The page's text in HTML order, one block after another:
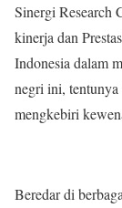
Sinergi Research
kinerja dan
Indonesia dalam
negri ini,
mengkebiri
Beredar di